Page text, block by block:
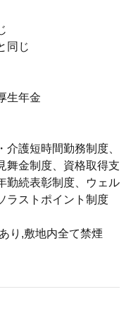
生年金
護短時間勤務制度、
舞金制度、資格取得支
勤続表彰制度、ウェル
ラストポイント制度
り,敷地内全て禁煙